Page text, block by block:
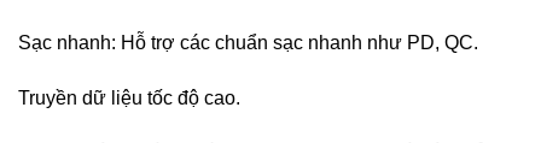
Sạc nhanh: Hỗ trợ các chuẩn sạc nhanh như PD, QC.
Truyền dữ liệu tốc độ cao.